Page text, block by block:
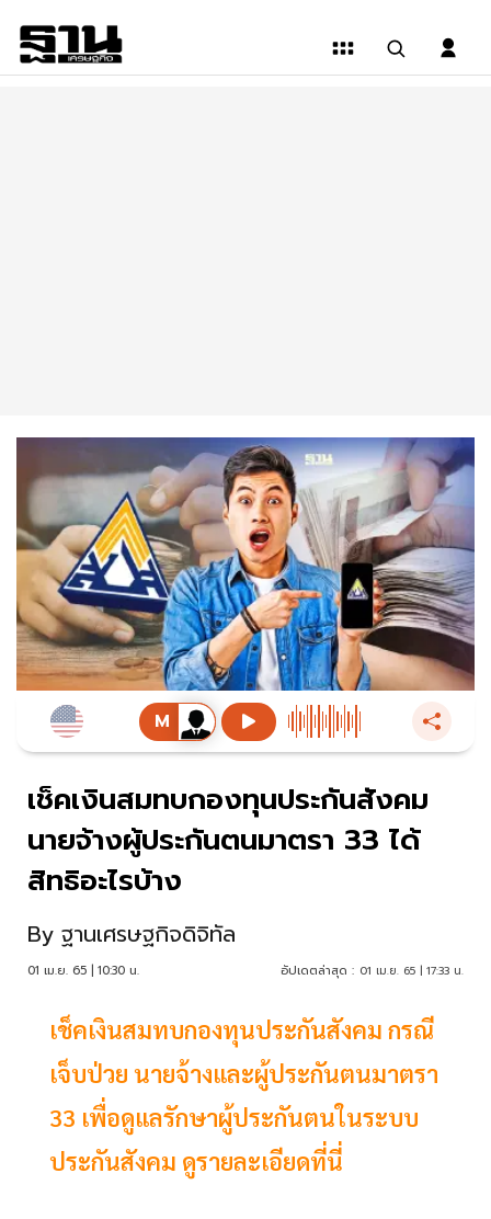
เช็คเงินสมทบกองทุนประกันสังคม
นายจ้างผู้ประกันตนมาตรา 33 ได้
สิทธิอะไรบ้าง
By ฐานเศรษฐกิจดิจิทัล
01 เม.ย. 65 | 10:30 น. อัปเดตล่าสุด : 01 เม.ย. 65 | 17:33 น.
เช็คเงินสมทบกองทุนประกันสังคม กรณี
เจ็บป่วย นายจ้างและผู้ประกันตนมาตรา
33 เพื่อดูแลรักษาผู้ประกันตนในระบบ
ประกันสังคม ดูรายละเอียดที่นี่